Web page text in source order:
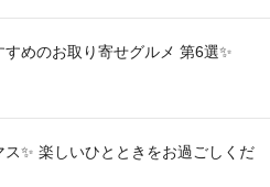
めのお取り寄せグルメ 第6選✨
ス✨ 楽しいひとときをお過ごしくだ